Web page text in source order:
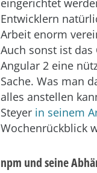
eingerichtet
Entwicklern
Arbeit enorm
Auch sonst ist das
Angular 2 eine
Sache. Was man
alles anstellen
Steyer in seinem
Wochenrückblick
npm und seine